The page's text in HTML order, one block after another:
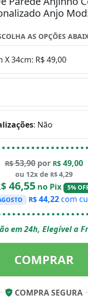
Anjo
AS OPÇÕES
X 34cm: R$ 49,00
: Não
R$53,90por R$ 49,00
ou 12x de R$4,29
46,55no Pix
5%
R$ 44,22com
em 24h, Elegível a
COMPRAR
COMPRA SEGURA